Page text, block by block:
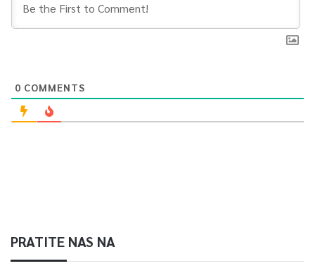
0 COMMENTS
PRATITE NAS NA